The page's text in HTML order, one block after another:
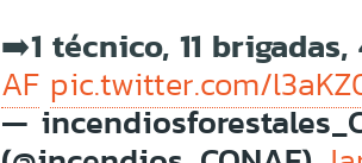
➡️1 técnico, 11
AF pic.twitter.com/
—